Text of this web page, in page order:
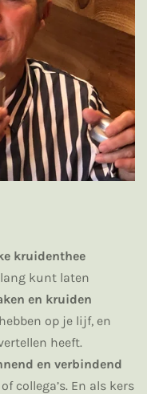
kruidenthee
kunt laten
en kruiden
op je lijf, en
heeft.
en verbindend
collega’s. En als kers